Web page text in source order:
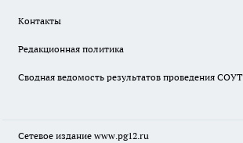
Контакты
Редакционная политика
Сводная ведомость результатов проведения СОУТ
Сетевое издание www.pg12.ru